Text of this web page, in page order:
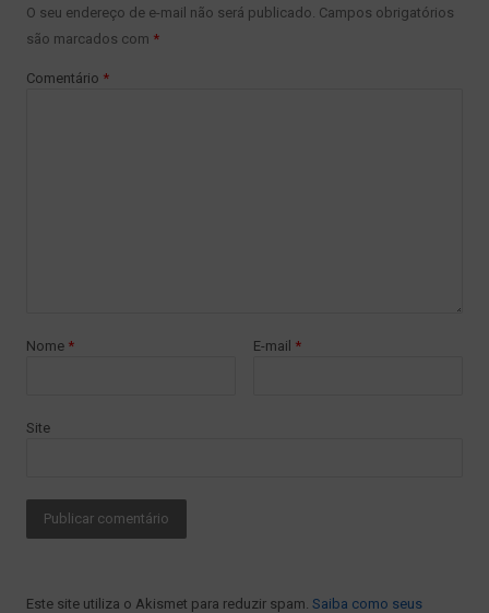
O seu endereço de e-mail não será publicado. Campos obrigatórios
são marcados com *
Comentário *
Nome * E-mail *
Site
Este site utiliza o Akismet para reduzir spam. Saiba como seus